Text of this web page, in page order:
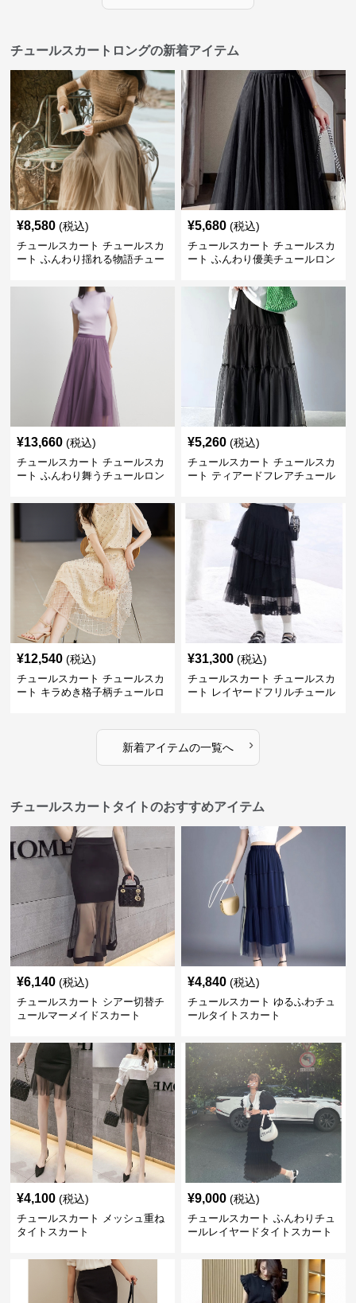
チュールスカートロングの新着アイテム
¥8,580 (税込)
チュールスカート チュールスカ
ート ふんわり揺れる物語チュー
¥5,680 (税込)
チュールスカート チュールスカ
ート ふんわり優美チュールロン
¥13,660 (税込)
チュールスカート チュールスカ
ート ふんわり舞うチュールロン
¥5,260 (税込)
チュールスカート チュールスカ
ート ティアードフレアチュール
¥12,540 (税込)
チュールスカート チュールスカ
ート キラめき格子柄チュールロ
¥31,300 (税込)
チュールスカート チュールスカ
ート レイヤードフリルチュール
新着アイテムの一覧へ ›
チュールスカートタイトのおすすめアイテム
¥6,140 (税込)
チュールスカート シアー切替チ
ュールマーメイドスカート
¥4,840 (税込)
チュールスカート ゆるふわチュ
ールタイトスカート
¥4,100 (税込)
チュールスカート メッシュ重ね
タイトスカート
¥9,000 (税込)
チュールスカート ふんわりチュ
ールレイヤードタイトスカート